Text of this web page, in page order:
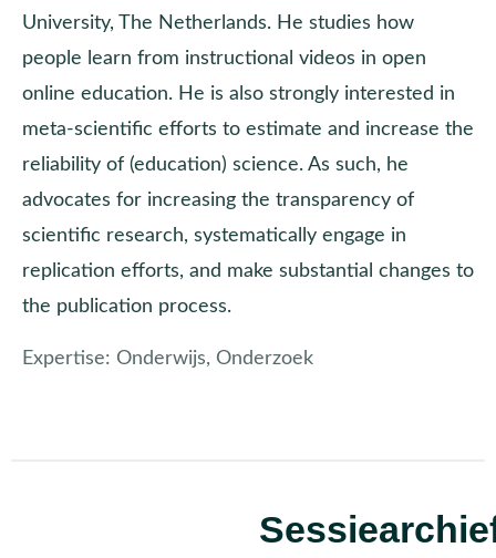
University, The Netherlands. He studies how
people learn from instructional videos in open
online education. He is also strongly interested in
meta-scientific efforts to estimate and increase the
reliability of (education) science. As such, he
advocates for increasing the transparency of
scientific research, systematically engage in
replication efforts, and make substantial changes to
the publication process.
Expertise: Onderwijs, Onderzoek